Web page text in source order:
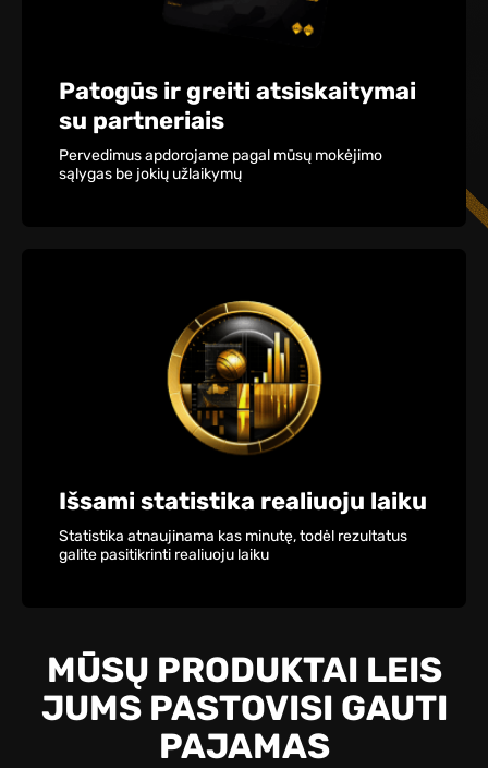
Patogūs ir greiti atsiskaitymai
su partneriais
Pervedimus apdorojame pagal mūsų mokėjimo
sąlygas be jokių užlaikymų
Išsami statistika realiuoju laiku
Statistika atnaujinama kas minutę, todėl rezultatus
galite pasitikrinti realiuoju laiku
MŪSŲ PRODUKTAI LEIS
JUMS PASTOVISI GAUTI
PAJAMAS